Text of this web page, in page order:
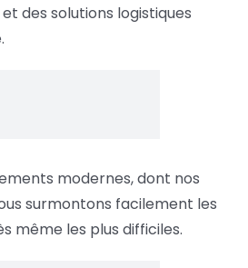
des solutions logistiques
modernes, dont nos
surmontons facilement les
même les plus difficiles.